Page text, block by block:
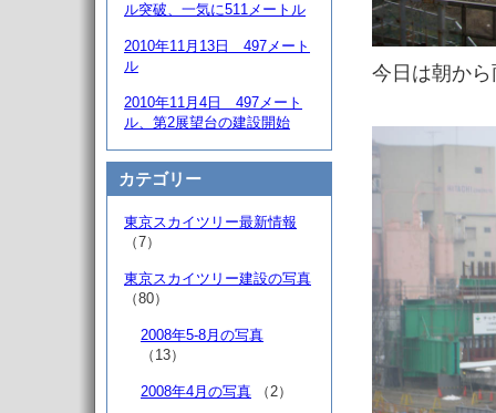
今日は朝か
ル突破、一気に511メートル
2010年11月13日 497メート
ル
2010年11月4日 497メート
ル、第2展望台の建設開始
カテゴリー
東京スカイツリー最新情報
（7）
東京スカイツリー建設の写真
（80）
2008年5-8月の写真
（13）
2008年4月の写真 （2）